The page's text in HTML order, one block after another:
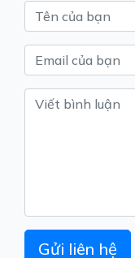
Tên
Email
Nội dung